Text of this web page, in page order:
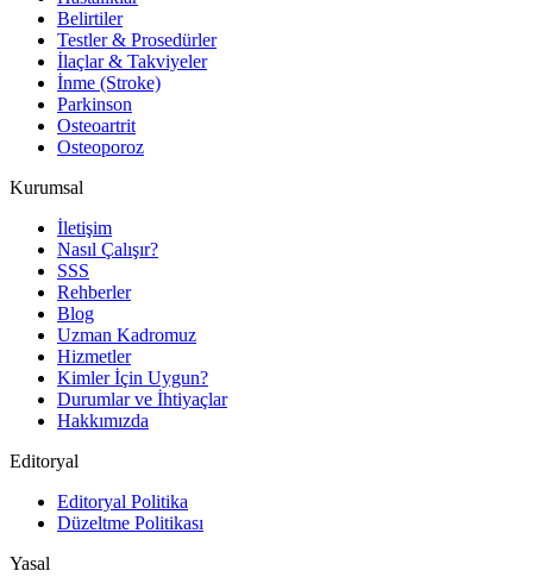
Belirtiler
Testler & Prosedürler
İlaçlar & Takviyeler
İnme (Stroke)
Parkinson
Osteoartrit
Osteoporoz
Kurumsal
İletişim
Nasıl Çalışır?
SSS
Rehberler
Blog
Uzman Kadromuz
Hizmetler
Kimler İçin Uygun?
Durumlar ve İhtiyaçlar
Hakkımızda
Editoryal
Editoryal Politika
Düzeltme Politikası
Yasal